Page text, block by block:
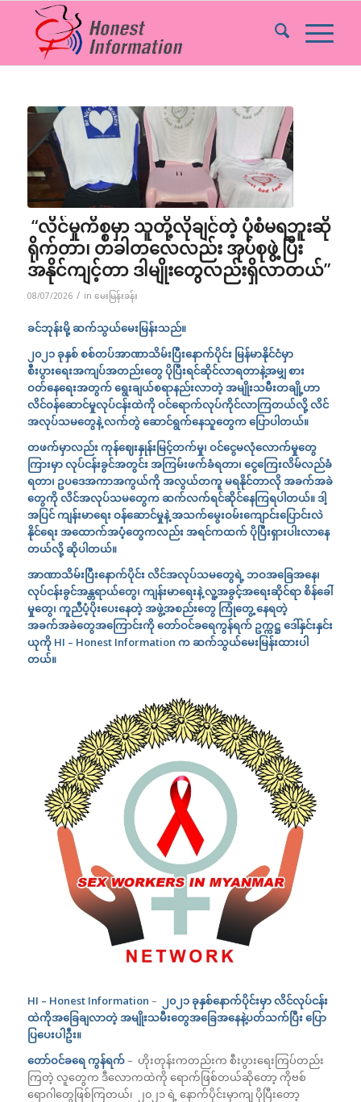
“လိင်မှုကိစ္စမှာ သူတို့လိုချင်တဲ့ ပုံစံမရဘူးဆို
ရိုက်တာ၊ တခါတလေလည်း အုပ်စုဖွဲ့ ပြီး
အနိုင်ကျင့်တာ ဒါမျိုးတွေလည်းရှိလာတယ်”
08/07/2026 / in မေးမြန်းခန်း
ခင်ဘုန်းမို့ ဆက်သွယ်မေးမြန်းသည်။
၂၀၂၁ ခုနှစ် စစ်တပ်အာဏာသိမ်းပြီးနောက်ပိုင်း မြန်မာနိုင်ငံမှာ
စီးပွားရေးအကျပ်အတည်းတွေ ပိုပြီးရင်ဆိုင်လာရတာနဲ့အမျှ စား
ဝတ်နေရေးအတွက် ရွေးချယ်စရာနည်းလာတဲ့ အမျိုးသမီးတချို့ဟာ
လိင်ဝန်ဆောင်မှုလုပ်ငန်းထဲကို ဝင်ရောက်လုပ်ကိုင်လာကြတယ်လို့ လိင်
အလုပ်သမတွေနဲ့ လက်တွဲ ဆောင်ရွက်နေသူတွေက ပြောပါတယ်။
တဖက်မှာလည်း ကုန်ဈေးနှုန်းမြင့်တက်မှု၊ ဝင်ငွေမလုံလောက်မှုတွေ
ကြားမှာ လုပ်ငန်းခွင်အတွင်း အကြမ်းဖက်ခံရတာ၊ ငွေကြေးလိမ်လည်ခံ
ရတာ၊ ဥပဒေအကာအကွယ်ကို အလွယ်တကူ မရနိုင်တာလို အခက်အခဲ
တွေကို လိင်အလုပ်သမတွေက ဆက်လက်ရင်ဆိုင်နေကြရပါတယ်။ ဒါ့
အပြင် ကျန်းမာရေး ဝန်ဆောင်မှုနဲ့ အသက်မွေးဝမ်းကျောင်းပြောင်းလဲ
နိုင်ရေး အထောက်အပံ့တွေကလည်းအရင်ကထက် ပိုပြီးရှားပါးလာနေ
တယ်လို့ ဆိုပါတယ်။
အာဏာသိမ်းပြီးနောက်ပိုင်း လိင်အလုပ်သမတွေရဲ့ ဘဝအခြေအနေ၊
လုပ်ငန်းခွင်အန္တရာယ်တွေ၊ ကျန်းမာရေးနဲ့ လူ့အခွင့်အရေးဆိုင်ရာ စိန်ခေါ်
မှုတွေ၊ ကူညီပံ့ပိုးပေးနေတဲ့ အဖွဲ့အစည်းတွေ ကြုံတွေ့ နေရတဲ့
အခက်အခဲတွေအကြောင်းကို တော်ဝင်ခရေကွန်ရက် ဥက္ကဋ္ဌ ဒေါ်နှင်းနှင်း
ယုကို HI – Honest Information က ဆက်သွယ်မေးမြန်းထားပါ
တယ်။
HI – Honest Information –
၂၀၂၁ ခုနှစ်နောက်ပိုင်းမှာ လိင်လုပ်ငန်း
ထဲကိုအခြေချလာတဲ့ အမျိုးသမီးတွေအခြေအနေနဲ့ပတ်သက်ပြီး ပြော
ပြပေးပါဦး။
တော်ဝင်ခရေ ကွန်ရက်– ဟိုးတုန်းကတည်းက စီးပွားရေးကြပ်တည်း
ကြတဲ့ လူတွေက ဒီလောကထဲကို ရောက်ဖြစ်တယ်ဆိုတော့ ကိုဗစ်
ရောဂါတွေဖြစ်ကြတယ်၊ ၂၀၂၁ ရဲ့ နောက်ပိုင်းမှာကျ ပိုပြီးတော့